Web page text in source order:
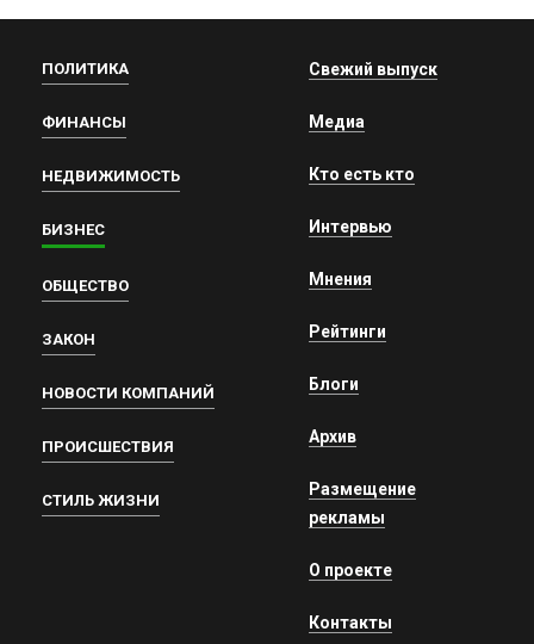
ПОЛИТИКА
ФИНАНСЫ
НЕДВИЖИМОСТЬ
БИЗНЕС
ОБЩЕСТВО
ЗАКОН
НОВОСТИ КОМПАНИЙ
ПРОИСШЕСТВИЯ
СТИЛЬ ЖИЗНИ
Свежий выпуск
Медиа
Кто есть кто
Интервью
Мнения
Рейтинги
Блоги
Архив
Размещение
рекламы
О проекте
Контакты